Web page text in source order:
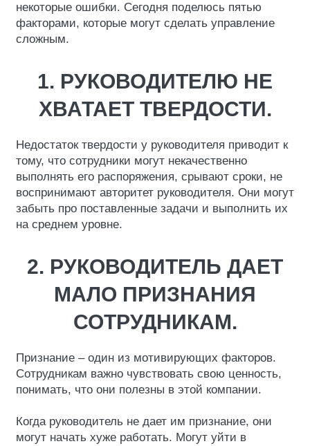
некоторые ошибки. Сегодня поделюсь пятью
факторами, которые могут сделать управление
сложным.
1. РУКОВОДИТЕЛЮ НЕ
ХВАТАЕТ ТВЕРДОСТИ.
Недостаток твердости у руководителя приводит к
тому, что сотрудники могут некачественно
выполнять его распоряжения, срывают сроки, не
воспринимают авторитет руководителя. Они могут
забыть про поставленные задачи и выполнить их
на среднем уровне.
2. РУКОВОДИТЕЛЬ ДАЕТ
МАЛО ПРИЗНАНИЯ
СОТРУДНИКАМ.
Признание – один из мотивирующих факторов.
Сотрудникам важно чувствовать свою ценность,
понимать, что они полезны в этой компании.
Когда руководитель не дает им признание, они
могут начать хуже работать. Могут уйти в